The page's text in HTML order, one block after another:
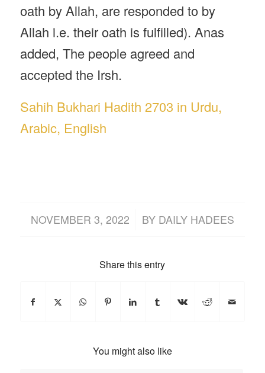
oath by Allah, are responded to by
Allah i.e. their oath is fulfilled). Anas
added, The people agreed and
accepted the Irsh.
Sahih Bukhari Hadith 2703 in Urdu,
Arabic, English
NOVEMBER 3, 2022
/ BY DAILY HADEES
Share this entry
You might also like